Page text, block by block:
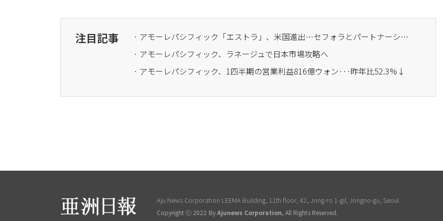
注目記事
· アモーレパシフィック「エストラ」、米国進出…セフォラとパートナーシップ
· アモーレパシフィック、ラネージュで日本市場攻略へ
· アモーレパシフィック、1四半期の営業利益816億ウォン···昨年比52.3%↓
Aju News Corporation LEEMA Building, 11th floor, 42, Jong-ro 1-gil, Jongno-gu, Seoul
Copyright ⓒ 2022 ByAjunews Corporation, All Rights Reserved.